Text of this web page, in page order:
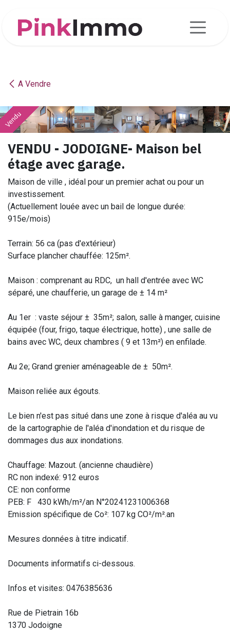
A Vendre
Vendu
Vendu
Vendu
Vendu
Vendu
Vendu
Vendu
Vendu
Vendu
Vendu
VENDU - JODOIGNE- Maison bel
étage avec garage.
Maison de ville , idéal pour un premier achat ou pour un
investissement.
(Actuellement louée avec un bail de longue durée:
915e/mois)
Terrain: 56 ca (pas d'extérieur)
Surface plancher chauffée: 125m².
Maison : comprenant au RDC, un hall d'entrée avec WC
séparé, une chaufferie, un garage de ± 14 m²
Au 1er : vaste séjour ± 35m²; salon, salle à manger, cuisine
équipée (four, frigo, taque électrique, hotte) , une salle de
bains avec WC, deux chambres ( 9 et 13m²) en enfilade.
Au 2e; Grand grenier aménageable de ± 50m².
Maison reliée aux égouts.
Le bien n'est pas situé dans une zone à risque d'aléa au vu
de la cartographie de l'aléa d'inondation et du risque de
dommages dus aux inondations.
Chauffage: Mazout. (ancienne chaudière)
RC non indexé: 912 euros
CE: non conforme
PEB: F 430 kWh/m²/an N°20241231006368
Emission spécifique de Co²: 107 kg CO²/m².an
Mesures données à titre indicatif.
Documents informatifs ci-dessous.
Infos et visites: 0476385636
Rue de Pietrain 16b
1370 Jodoigne